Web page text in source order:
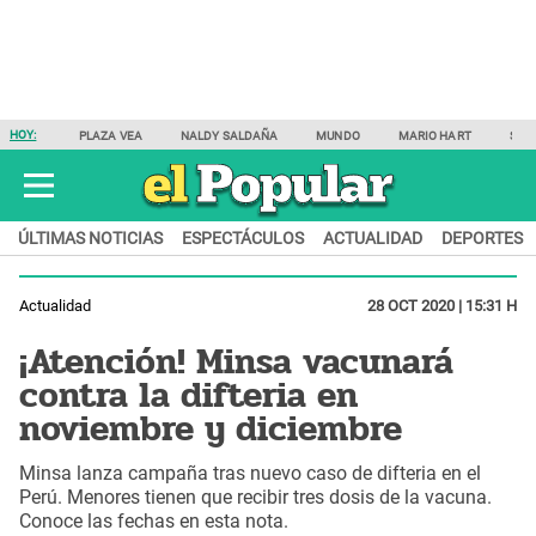
HOY: PLAZA VEA NALDY SALDAÑA MUNDO MARIO HART
ÚLTIMAS NOTICIAS ESPECTÁCULOS ACTUALIDAD DEPORTES
Actualidad 28 OCT 2020 | 15:31 H
¡Atención! Minsa vacunará
contra la difteria en
noviembre y diciembre
Minsa lanza campaña tras nuevo caso de difteria en el
Perú. Menores tienen que recibir tres dosis de la vacuna.
Conoce las fechas en esta nota.